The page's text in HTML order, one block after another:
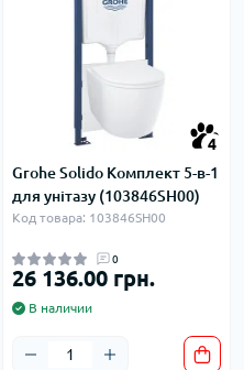
4
Grohe Solido Комплект 5-в-1
для унітазу (103846SH00)
Код товара: 103846SH00
0
26 136.00 грн.
В наличии